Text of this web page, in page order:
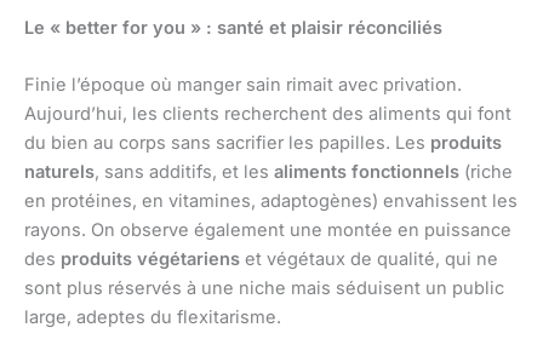
Le « better for you » : santé et plaisir réconciliés
Finie l’époque où manger sain rimait avec privation.
Aujourd’hui, les clients recherchent des aliments qui font
du bien au corps sans sacrifier les papilles. Les produits
naturels, sans additifs, et les aliments fonctionnels (riche
en protéines, en vitamines, adaptogènes) envahissent les
rayons. On observe également une montée en puissance
des produits végétariens et végétaux de qualité, qui ne
sont plus réservés à une niche mais séduisent un public
large, adeptes du flexitarisme.